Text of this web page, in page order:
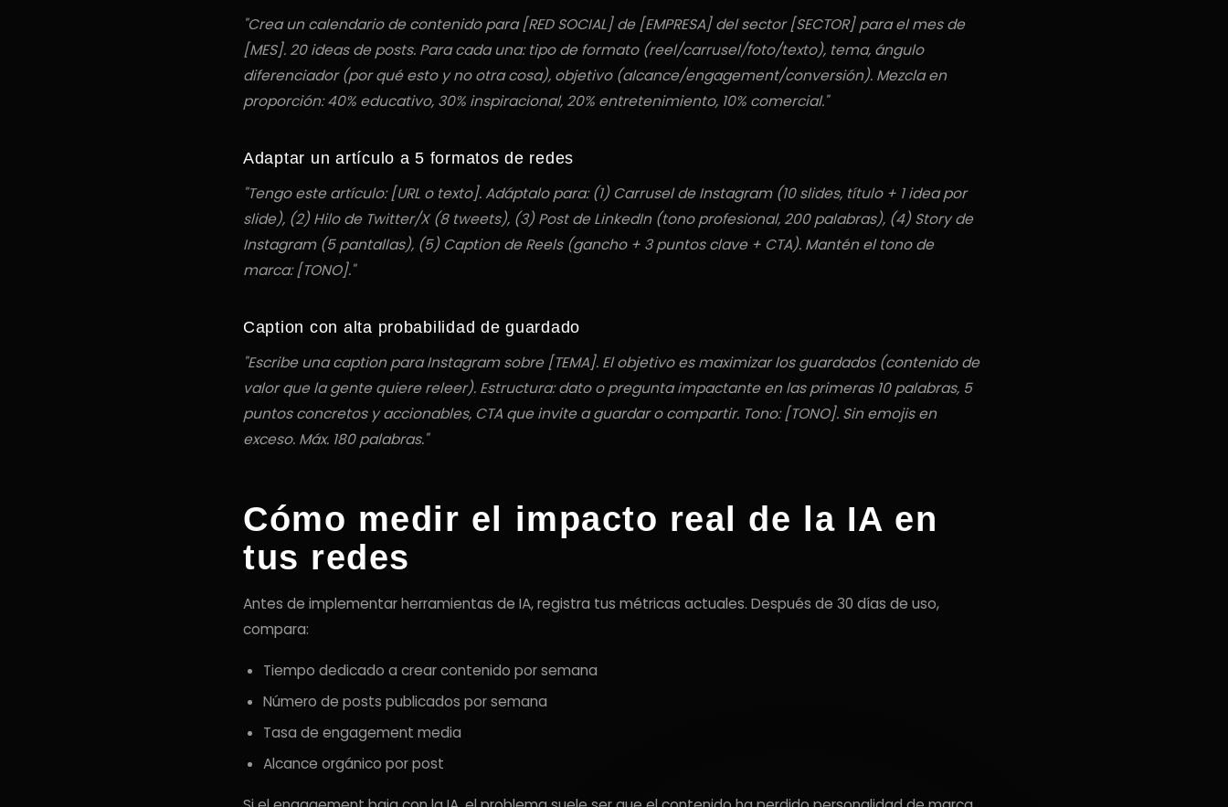
"Crea un calendario de contenido para [RED SOCIAL] de [EMPRESA] del sector [SECTOR] para el mes de
[MES]. 20 ideas de posts. Para cada una: tipo de formato (reel/carrusel/foto/texto), tema, ángulo
diferenciador (por qué esto y no otra cosa), objetivo (alcance/engagement/conversión). Mezcla en
proporción: 40% educativo, 30% inspiracional, 20% entretenimiento, 10% comercial."
Adaptar un artículo a 5 formatos de redes
"Tengo este artículo: [URL o texto]. Adáptalo para: (1) Carrusel de Instagram (10 slides, título + 1 idea por
slide), (2) Hilo de Twitter/X (8 tweets), (3) Post de LinkedIn (tono profesional, 200 palabras), (4) Story de
Instagram (5 pantallas), (5) Caption de Reels (gancho + 3 puntos clave + CTA). Mantén el tono de
marca: [TONO]."
Caption con alta probabilidad de guardado
"Escribe una caption para Instagram sobre [TEMA]. El objetivo es maximizar los guardados (contenido de
valor que la gente quiere releer). Estructura: dato o pregunta impactante en las primeras 10 palabras, 5
puntos concretos y accionables, CTA que invite a guardar o compartir. Tono: [TONO]. Sin emojis en
exceso. Máx. 180 palabras."
Cómo medir el impacto real de la IA en
tus redes
Antes de implementar herramientas de IA, registra tus métricas actuales. Después de 30 días de uso,
compara:
Tiempo dedicado a crear contenido por semana
Número de posts publicados por semana
Tasa de engagement media
Alcance orgánico por post